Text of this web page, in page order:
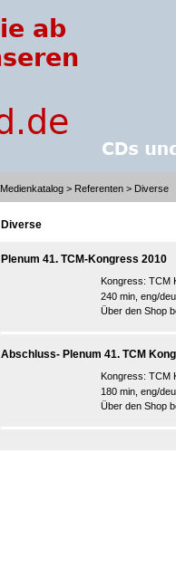
Medienkatalog > Referenten > Diverse
Diverse
Plenum 41. TCM-Kongress 2010
Kongress: TCM
240 min, eng/deu
Über den Shop
Abschluss- Plenum 41. TCM
Kongress: TCM
180 min, eng/deu
Über den Shop